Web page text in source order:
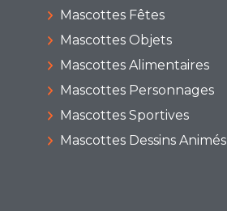
Mascottes Fêtes
Mascottes Objets
Mascottes Alimentaires
Mascottes Personnages
Mascottes Sportives
Mascottes Dessins Animés